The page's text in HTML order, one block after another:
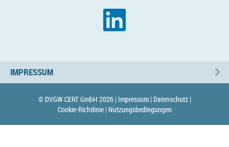
IMPRESSUM
© DVGW CERT GmbH 2026 | Impressum | Datenschutz |
Cookie-Richtlinie | Nutzungsbedingungen